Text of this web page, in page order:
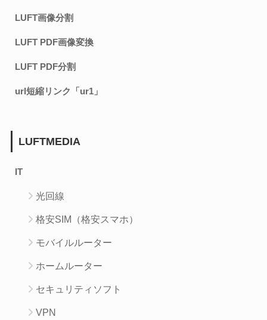
LUFT画像分割
LUFT PDF画像変換
LUFT PDF分割
url短縮リンク「ur1」
LUFTMEDIA
IT
光回線
格安SIM（格安スマホ）
モバイルルーター
ホームルーター
セキュリティソフト
VPN